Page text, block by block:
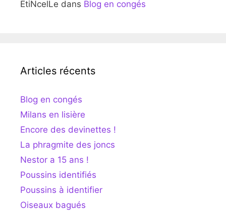
EtiNcelLe dans Blog en congés
Articles récents
Blog en congés
Milans en lisière
Encore des devinettes !
La phragmite des joncs
Nestor a 15 ans !
Poussins identifiés
Poussins à identifier
Oiseaux bagués